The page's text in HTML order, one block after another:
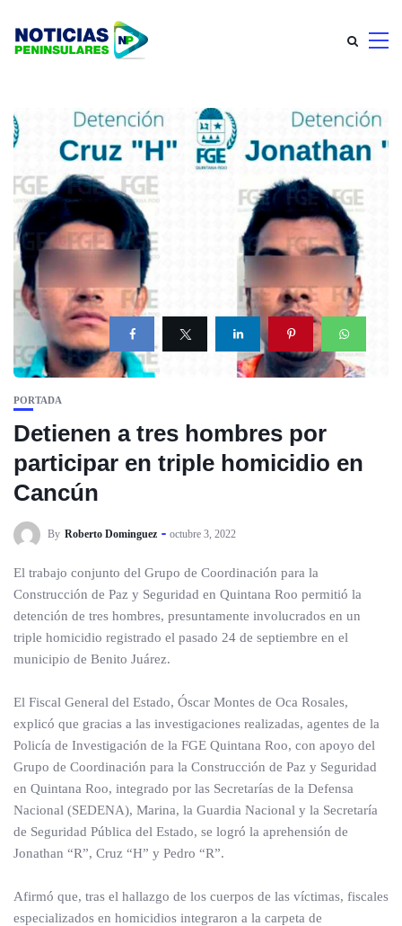
PORTADA
Detienen a tres hombres por
participar en triple homicidio en
Cancún
By Roberto Dominguez octubre 3, 2022
El trabajo conjunto del Grupo de Coordinación para la
Construcción de Paz y Seguridad en Quintana Roo permitió la
detención de tres hombres, presuntamente involucrados en un
triple homicidio registrado el pasado 24 de septiembre en el
municipio de Benito Juárez.
El Fiscal General del Estado, Óscar Montes de Oca Rosales,
explicó que gracias a las investigaciones realizadas, agentes de la
Policía de Investigación de la FGE Quintana Roo, con apoyo del
Grupo de Coordinación para la Construcción de Paz y Seguridad
en Quintana Roo, integrado por las Secretarías de la Defensa
Nacional (SEDENA), Marina, la Guardia Nacional y la Secretaría
de Seguridad Pública del Estado, se logró la aprehensión de
Jonathan “R”, Cruz “H” y Pedro “R”.
Afirmó que, tras el hallazgo de los cuerpos de las víctimas, fiscales
especializados en homicidios integraron a la carpeta de